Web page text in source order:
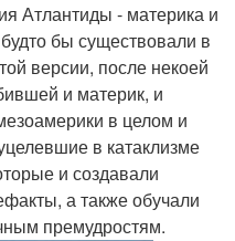
Атлантиды - материка и
бы существовали в
версии, после некоей
и материк, и
в целом и
в катаклизме
и создавали
а также обучали
премудростям.